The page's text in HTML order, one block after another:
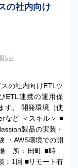
の社内向け
5日
の社内向けETLツ
ETL連携の運用保
す。 開発環境（使
など ＜スキル＞ ■
製品の実装・
・AWS環境での開
所：田町 ■時
1回 ■リモート有